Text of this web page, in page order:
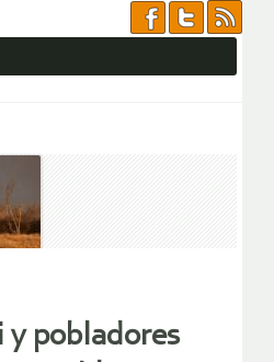
y pobladores